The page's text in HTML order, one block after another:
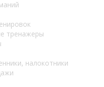
тренажеры
налокотники